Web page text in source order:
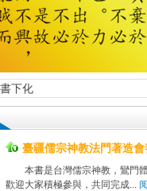
下化
臺疆儒宗神教法門著造
本書是台灣儒宗神教，鸞門
歡迎大家積極參與，共同完成...